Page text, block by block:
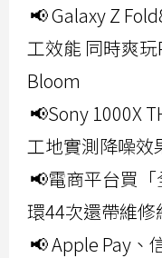
📢 Galaxy Z
工效能 同時爽
Bloom
📢Sony 1000X
工地實測降噪效
📢電商平台買
環44次還帶維
📢 Apple Pay、